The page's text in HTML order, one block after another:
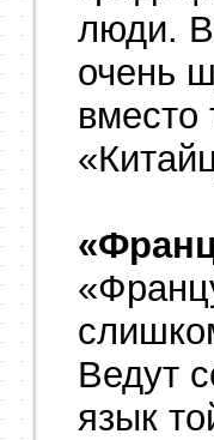
люди.
очень
вместо
Ведут
язык